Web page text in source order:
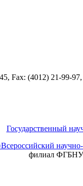
Fax: (4012) 21-99-97,
Государственный
филиал